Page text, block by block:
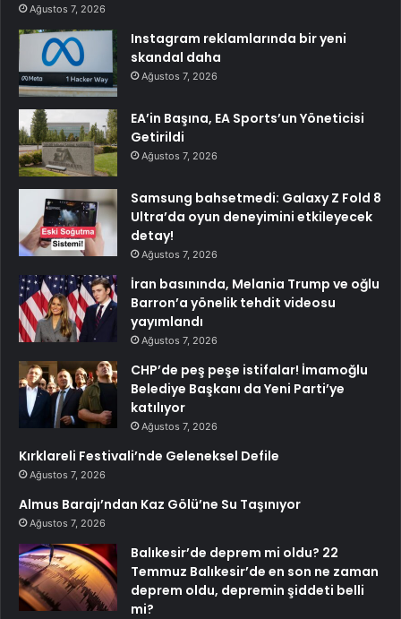
Ağustos 7, 2026
Instagram reklamlarında bir yeni
skandal daha
Ağustos 7, 2026
EA’in Başına, EA Sports’un Yöneticisi
Getirildi
Ağustos 7, 2026
Samsung bahsetmedi: Galaxy Z Fold 8
Ultra’da oyun deneyimini etkileyecek
detay!
Ağustos 7, 2026
İran basınında, Melania Trump ve oğlu
Barron’a yönelik tehdit videosu
yayımlandı
Ağustos 7, 2026
CHP’de peş peşe istifalar! İmamoğlu
Belediye Başkanı da Yeni Parti’ye
katılıyor
Ağustos 7, 2026
Kırklareli Festivali’nde Geleneksel Defile
Ağustos 7, 2026
Almus Barajı’ndan Kaz Gölü’ne Su Taşınıyor
Ağustos 7, 2026
Balıkesir’de deprem mi oldu? 22
Temmuz Balıkesir’de en son ne zaman
deprem oldu, depremin şiddeti belli
mi?